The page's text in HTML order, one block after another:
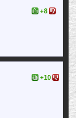
+8
+10